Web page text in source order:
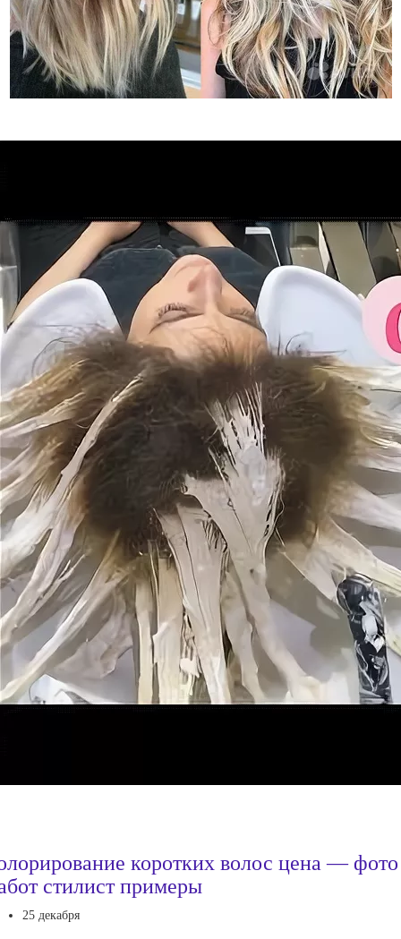
коротких волос цена — фото
стилист примеры
25 декабря